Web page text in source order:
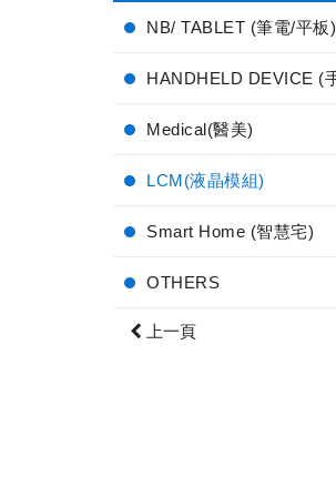
NB/ TABLET (筆電/平板)
Medical(醫美)
LCM(液晶模組)
Smart Home (智慧宅)
OTHERS
上一頁